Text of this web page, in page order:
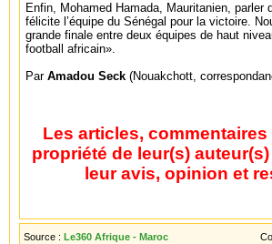
Enfin, Mohamed Hamada, Mauritanien, parler
félicite l’équipe du Sénégal pour la victoire.
grande finale entre deux équipes de haut
football africain».
Par Amadou Seck (Nouakchott,
Les articles,
propriété de leur(s)
leur avis, opinion et
Source : Le360 Afrique - Maroc